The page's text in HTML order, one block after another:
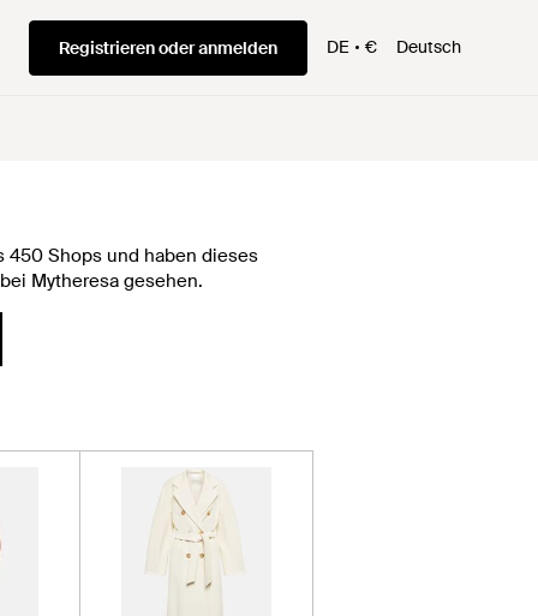
Registrieren oder anmelden DE € Deutsch
450 Shops und haben dieses
Mytheresa gesehen.